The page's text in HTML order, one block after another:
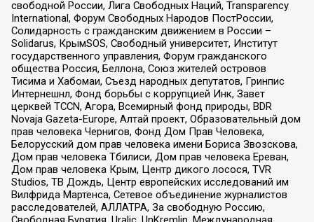
свободной России, Лига Свободных Наций, Transparеncy
International, Форум Свободных Народов ПостРоссии,
Солидарность с гражданским движением в России –
Solidarus, КрымSOS, Свободный университет, Институт
государственного управления, Форум гражданского
общества Россия, Беллона, Союз жителей островов
Тисима и Хабомаи, Съезд народных депутатов, Гринпис
Интернешнл, Фонд борьбы с коррупцией Инк, Завет
церквей TCCN, Агора, Всемирный фонд природы, BDR
Novaja Gazeta-Europe, Алтай проект, Образовательный дом
прав человека Чернигов, Фонд Дом Прав Человека,
Белорусский дом прав человека имени Бориса Звозскова,
Дом прав человека Тбилиси, Дом прав человека Ереван,
Дом прав человека Крым, Центр дикого лосося, TVR
Studios, ТВ Дождь, Центр европейских исследований им
Вилфрида Мартенса, Сетевое объединение журналистов
расследователей, АЛЛАТРА, За свободную Россию,